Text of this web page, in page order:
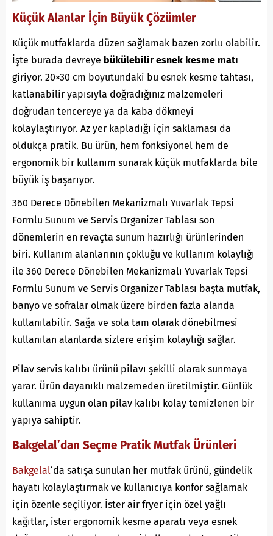
Küçük Alanlar İçin Büyük Çözümler
Küçük mutfaklarda düzen sağlamak bazen zorlu olabilir.
İşte burada devreye bükülebilir esnek kesme matı
giriyor. 20×30 cm boyutundaki bu esnek kesme tahtası,
katlanabilir yapısıyla doğradığınız malzemeleri
doğrudan tencereye ya da kaba dökmeyi
kolaylaştırıyor. Az yer kapladığı için saklaması da
oldukça pratik. Bu ürün, hem fonksiyonel hem de
ergonomik bir kullanım sunarak küçük mutfaklarda bile
büyük iş başarıyor.
360 Derece Dönebilen Mekanizmalı Yuvarlak Tepsi
Formlu Sunum ve Servis Organizer Tablası son
dönemlerin en revaçta sunum hazırlığı ürünlerinden
biri. Kullanım alanlarının çokluğu ve kullanım kolaylığı
ile 360 Derece Dönebilen Mekanizmalı Yuvarlak Tepsi
Formlu Sunum ve Servis Organizer Tablası başta mutfak,
banyo ve sofralar olmak üzere birden fazla alanda
kullanılabilir. Sağa ve sola tam olarak dönebilmesi
kullanılan alanlarda sizlere erişim kolaylığı sağlar.
Pilav servis kalıbı ürünü pilavı şekilli olarak sunmaya
yarar. Ürün dayanıklı malzemeden üretilmiştir. Günlük
kullanıma uygun olan pilav kalıbı kolay temizlenen bir
yapıya sahiptir.
Bakgelal’dan Seçme Pratik Mutfak Ürünleri
Bakgelal‘da satışa sunulan her mutfak ürünü, gündelik
hayatı kolaylaştırmak ve kullanıcıya konfor sağlamak
için özenle seçiliyor. İster air fryer için özel yağlı
kağıtlar, ister ergonomik kesme aparatı veya esnek